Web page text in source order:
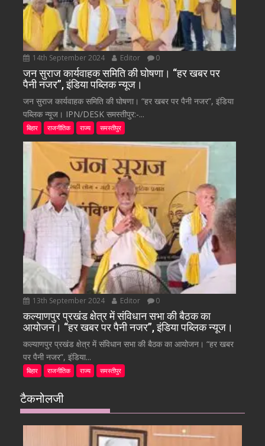
14th September 2024 Editor 0
जन सुराज कार्यवाहक समिति की घोषणा। “हर खबर पर
पैनी नजर”, इंडिया पब्लिक न्यूज।
जन सुराज कार्यवाहक समिति की घोषणा। “हर खबर पर पैनी नजर”, इंडिया
पब्लिक न्यूज। IPN/DESK समस्तीपुर:-...
बिहार राजनीतिक राज्य समस्तीपुर
13th September 2024 Editor 0
कल्याणपुर प्रखंड क्षेत्र में संविधान सभा की बैठक का
आयोजन। “हर खबर पर पैनी नजर”, इंडिया पब्लिक न्यूज।
कल्याणपुर प्रखंड क्षेत्र में संविधान सभा की बैठक का आयोजन। “हर खबर
पर पैनी नजर”, इंडिया...
बिहार राजनीतिक राज्य समस्तीपुर
टैकनोलजी